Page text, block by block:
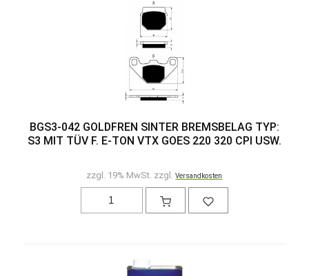
BGS3-042 GOLDFREN SINTER BREMSBELAG TYP:
S3 MIT TÜV F. E-TON VTX GOES 220 320 CPI USW.
zzgl. 19% MwSt. zzgl.Versandkosten